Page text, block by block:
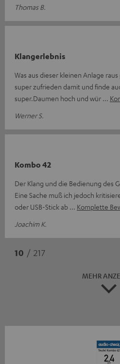
Thomas B.
Klangerlebnis
Was aus dieser kleinen Anlage
super zufrieden damit und finde
super.Daumen hoch und wür
Werner S.
Kombo 42
Der Klang und die Bedienung des
Eine Sache muß ich jedoch
oder USB-Stick ab
Komplette
Joachim K.
10 / 217
MEHR